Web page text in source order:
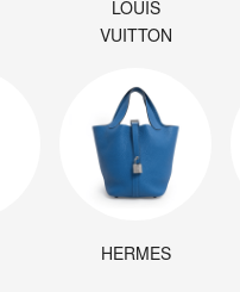
LOUIS
VUITTON
HERMES